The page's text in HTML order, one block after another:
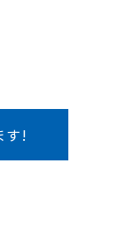
す!